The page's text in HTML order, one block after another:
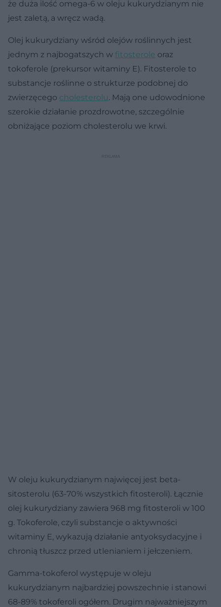
że duża ilość omega-6 w oleju kukurydzianym nie
jest zaletą, a wręcz wadą.
Olej kukurydziany wśród olejów roślinnych jest
jednym z najbogatszych w fitosterole oraz
tokoferole (prekursor witaminy E). Fitosterole to
substancje roślinne o strukturze podobnej do
zwierzęcego cholesterolu. Mają one udowodnione
szerokie działanie prozdrowotne, szczególnie
obniżające poziom cholesterolu we krwi.
W oleju kukurydzianym najwięcej jest beta-
sitosterolu (63-70% wszystkich fitosteroli). Łącznie
olej kukurydziany zawiera 968 mg fitosteroli w 100
g. Tokoferole, czyli substancje o aktywności
witaminy E, wykazują działanie antyoksydacyjne i
chronią tłuszcz przed utlenianiem i jełczeniem.
Gamma-tokoferol występuje w oleju
kukurydzianym najbardziej powszechnie i stanowi
68-89% tokoferoli ogółem. Drugim najważniejszym